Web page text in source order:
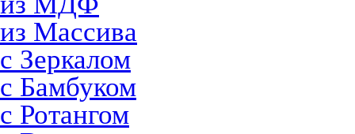
из Массива
с Зеркалом
с Бамбуком
с Ротангом